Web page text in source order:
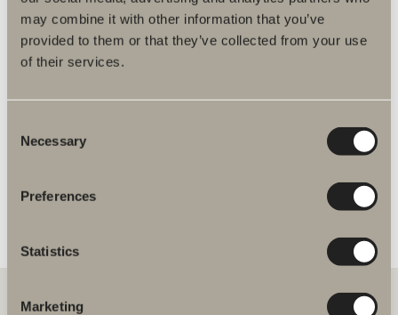
may combine it with other information that you’ve
provided to them or that they’ve collected from your use
of their services.
Selection
Necessary
Preferences
Statistics
Marketing
dusj og badekarsbatteri
Spika dusjsett reservedeler